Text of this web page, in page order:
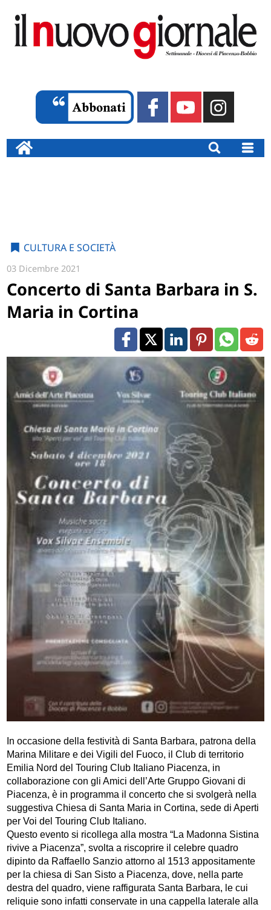
CULTURA E SOCIETÀ
03 Dicembre 2021
Concerto di Santa Barbara in S.
Maria in Cortina
In occasione della festività di Santa Barbara, patrona della
Marina Militare e dei Vigili del Fuoco, il Club di territorio
Emilia Nord del Touring Club Italiano Piacenza, in
collaborazione con gli Amici dell’Arte Gruppo Giovani di
Piacenza, è in programma il concerto che si svolgerà nella
suggestiva Chiesa di Santa Maria in Cortina, sede di Aperti
per Voi del Touring Club Italiano.
Questo evento si ricollega alla mostra “La Madonna Sistina
rivive a Piacenza”, svolta a riscoprire il celebre quadro
dipinto da Raffaello Sanzio attorno al 1513 appositamente
per la chiesa di San Sisto a Piacenza, dove, nella parte
destra del quadro, viene raffigurata Santa Barbara, le cui
reliquie sono infatti conservate in una cappella laterale alla